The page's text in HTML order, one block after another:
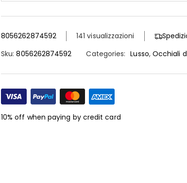
8056262874592 141 visualizzazioni
Sku: 8056262874592 Categories: Lusso, Occhiali
10% off when paying by credit card